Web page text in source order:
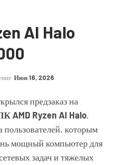
AI Halo
Июн 16, 2026
предзаказ на
AMD Ryzen AI Halo.
которым
мощный компьютер для
задач и тяжелых